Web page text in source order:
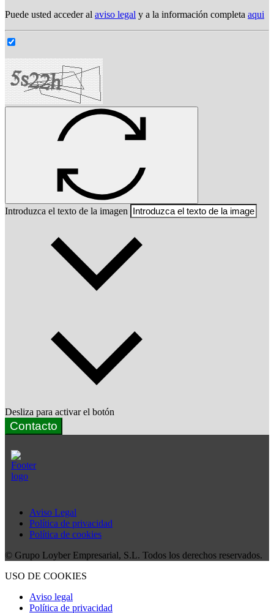
Puede usted acceder al aviso legal y a la información completa aqui
Introduzca el texto de la imagen
Desliza para activar el botón
Contacto
Aviso Legal
Política de privacidad
Política de cookies
© Grupo Loyber Empresarial, S.L. Todos los derechos reservados.
USO DE COOKIES
Aviso legal
Política de privacidad